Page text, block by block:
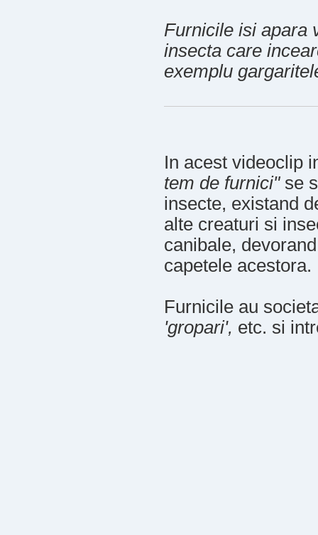
Furnicile isi apara
insecta care
exemplu
In acest videoclip
tem de furnici"se
insecte, existand
alte creaturi si
canibale,
capetele acestora.
Furnicile au
'gropari', etc. si